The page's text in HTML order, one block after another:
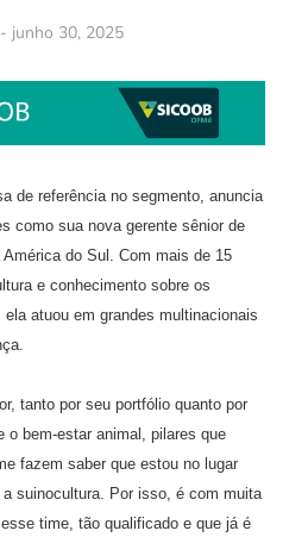
- junho 30, 2025
de referência no segmento, anuncia
como sua nova gerente sênior de
do Sul. Com mais de 15
e conhecimento sobre os
atuou em grandes multinacionais
tanto por seu portfólio quanto por
o bem-estar animal, pilares que
fazem saber que estou no lugar
suinocultura. Por isso, é com muita
time, tão qualificado e que já é